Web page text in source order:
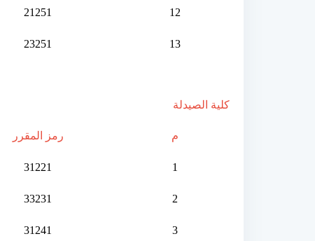
12
21251
13
23251
كلية الصيدلة
م رمز المقرر
1
31221
2
33231
3
31241